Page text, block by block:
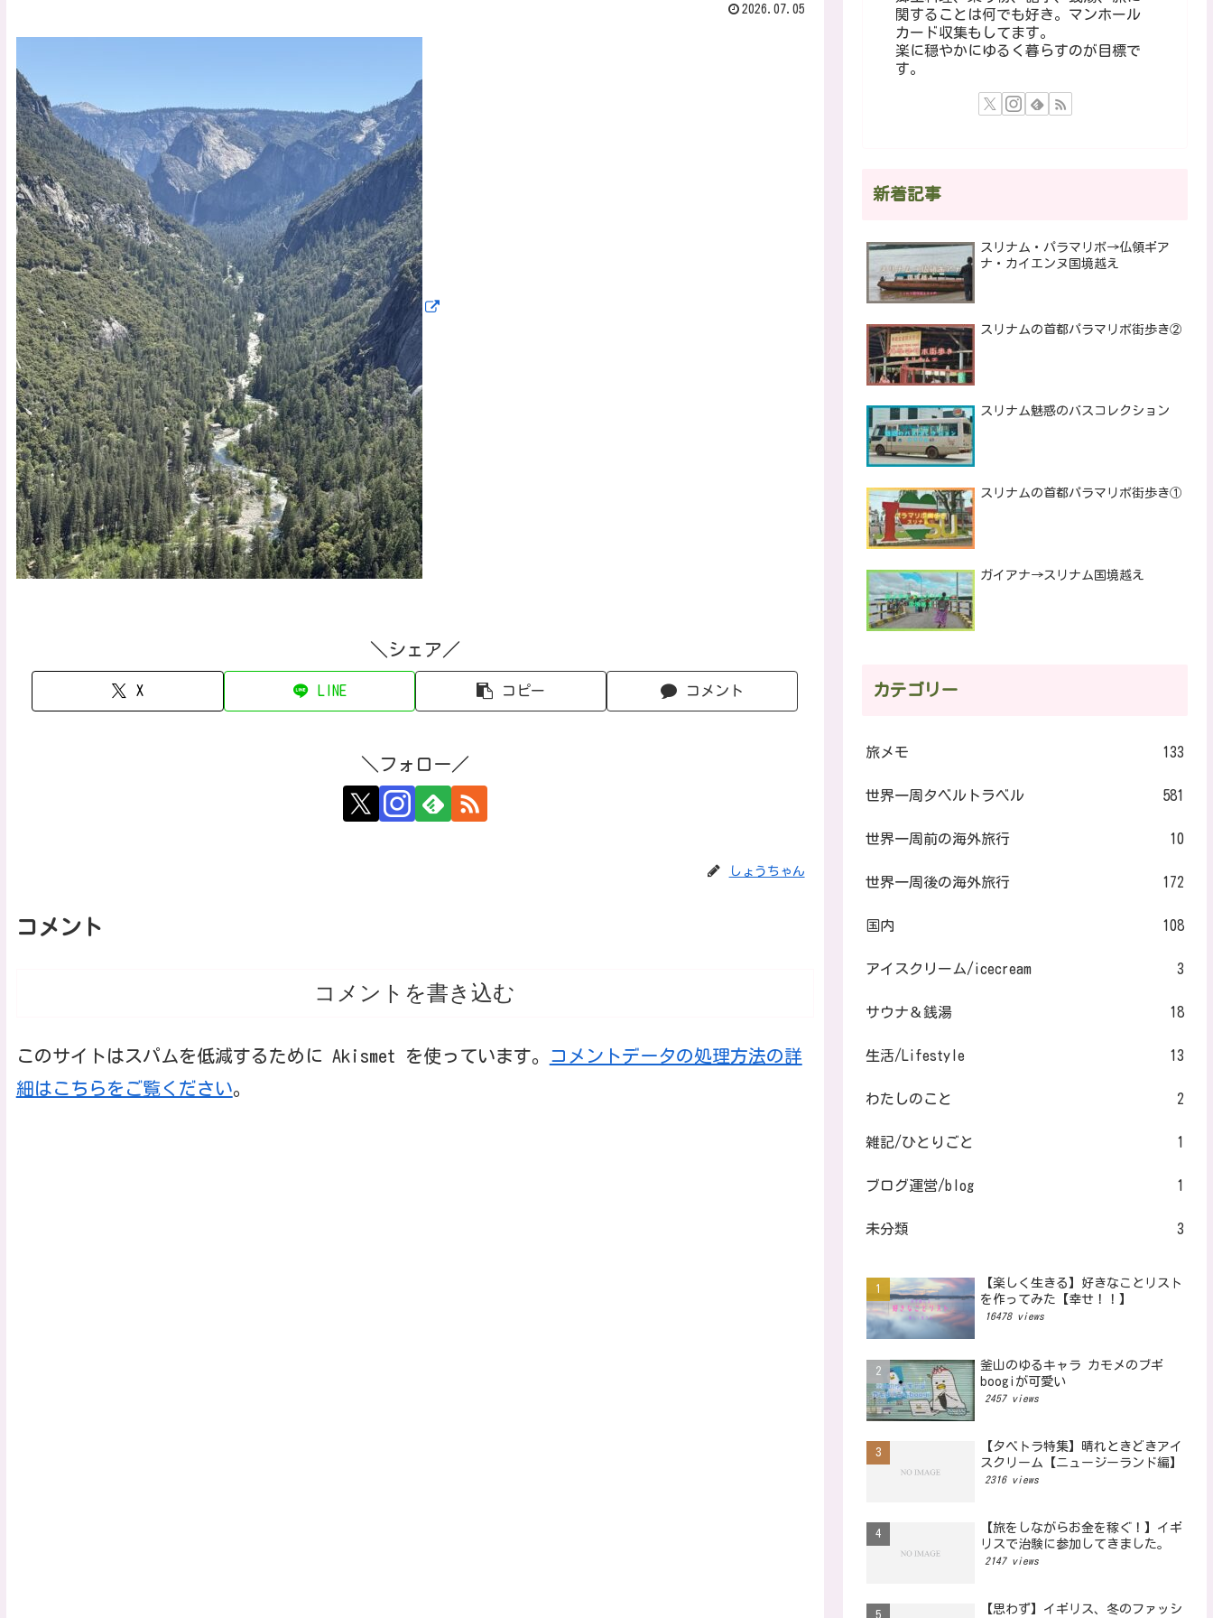
2026.07.05
＼シェア／
X LINE コピー コメント
＼フォロー／
しょうちゃん
コメント
コメントを書き込む
このサイトはスパムを低減するために Akismet を使っています。
コメントデータの処理方法の詳
細はこちらをご覧ください。
関することは何でも好き。マンホール
カード収集もしてます。
楽に穏やかにゆるく暮らすのが目標で
す。
新着記事
スリナム・パラマリボ→仏領ギア
ナ・カイエンヌ国境越え
スリナムの首都パラマリボ街歩き②
スリナム魅惑のバスコレクション
スリナムの首都パラマリボ街歩き①
ガイアナ→スリナム国境越え
カテゴリー
旅メモ 133
世界一周タベルトラベル 581
世界一周前の海外旅行 10
世界一周後の海外旅行 172
国内 108
アイスクリーム/icecream 3
サウナ＆銭湯 18
生活/Lifestyle 13
わたしのこと 2
雑記/ひとりごと 1
ブログ運営/blog 1
未分類 3
【楽しく生きる】好きなことリスト
を作ってみた【幸せ！！】
16478 views
釜山のゆるキャラ カモメのブギ
boogiが可愛い
2457 views
【タベトラ特集】晴れときどきアイ
スクリーム【ニュージーランド編】
2316 views
【旅をしながらお金を稼ぐ！】イギ
リスで治験に参加してきました。
2147 views
【思わず】イギリス、冬のファッシ